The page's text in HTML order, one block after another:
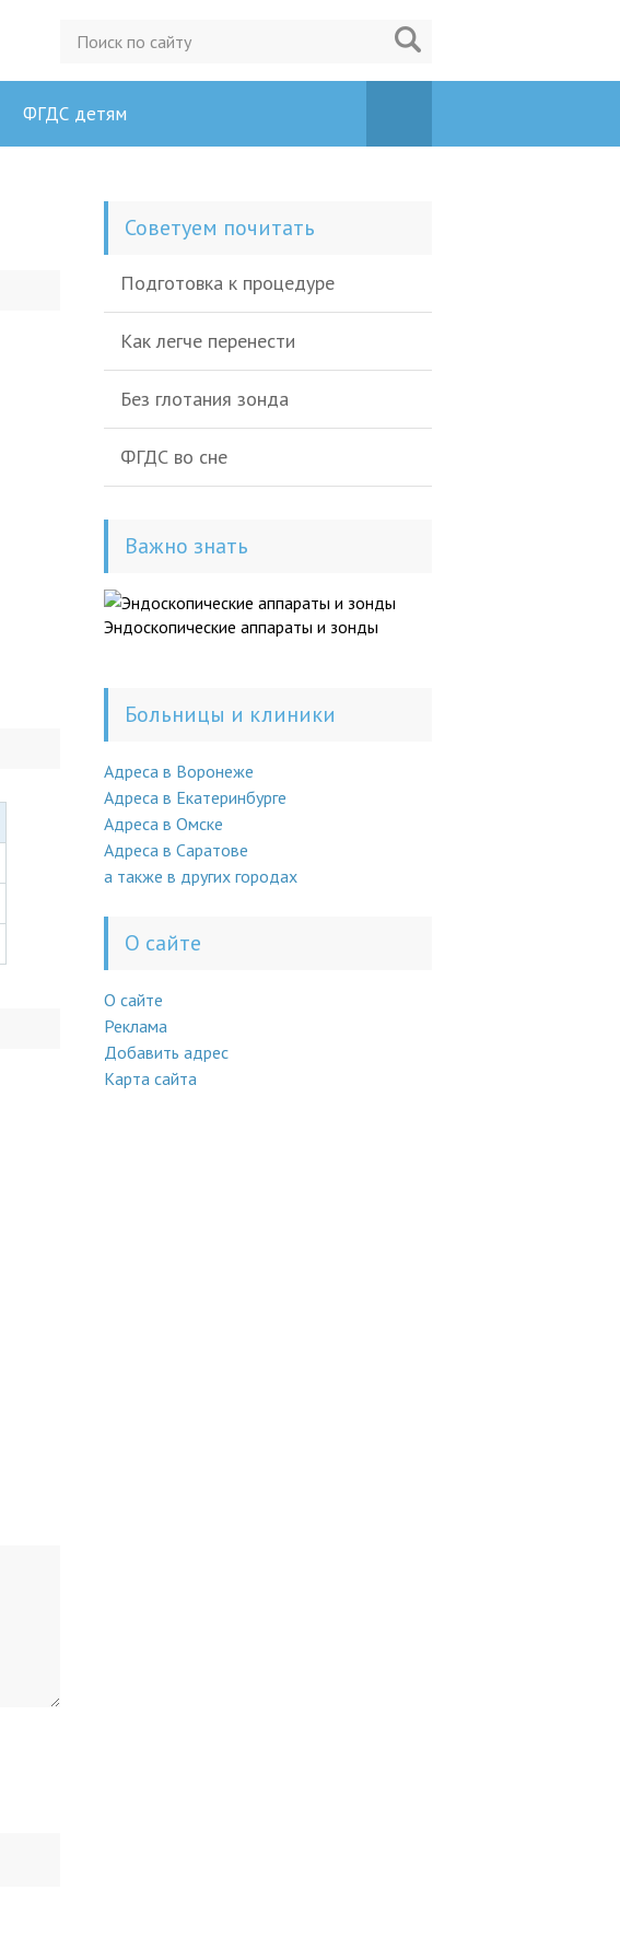
ФГДС детям
Советуем почитать
Подготовка к процедуре
Как легче перенести
Без глотания зонда
ФГДС во сне
Важно знать
Эндоскопические аппараты и зонды
Больницы и клиники
Адреса в Воронеже
Адреса в Екатеринбурге
Адреса в Омске
Адреса в Саратове
а также в других городах
О сайте
О сайте
Реклама
Добавить адрес
Карта сайта